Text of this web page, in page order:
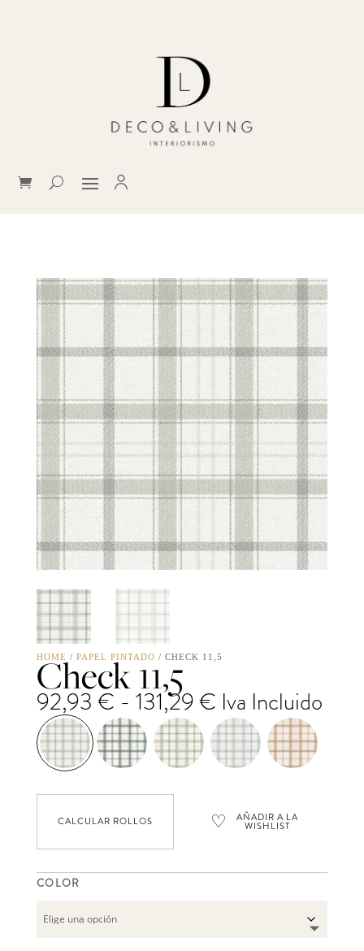
HOME / PAPEL PINTADO / CHECK 11,5
Check 11,5
92,93 € - 131,29€Rango
de
precios:
desde
92,93 €
hasta
Iva Incluido
CALCULAR ROLLOS ♡ AÑADIR A LA
WISHLIST
COLOR